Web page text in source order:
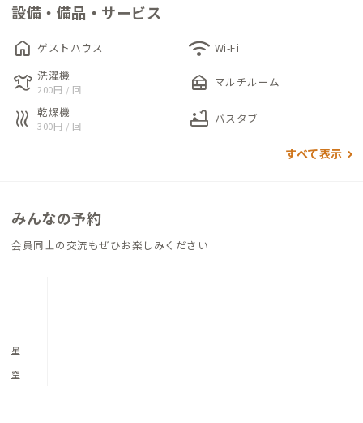
設備・備品・サービス
home ゲストハウス wifi Wi-Fi
laundry 洗濯機
200円 / 回 nest_multi_room マルチルーム
heat 乾燥機
300円 / 回 bathtub バスタブ
すべて表示
みんなの予約
会員同士の交流もぜひお楽しみください
星
空